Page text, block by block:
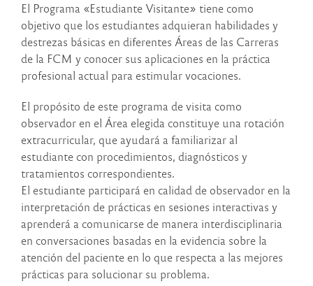
El Programa «Estudiante Visitante» tiene como
objetivo que los estudiantes adquieran habilidades y
destrezas básicas en diferentes Áreas de las Carreras
de la FCM y conocer sus aplicaciones en la práctica
profesional actual para estimular vocaciones.
El propósito de este programa de visita como
observador en el Área elegida constituye una rotación
extracurricular, que ayudará a familiarizar al
estudiante con procedimientos, diagnósticos y
tratamientos correspondientes.
El estudiante participará en calidad de observador en la
interpretación de prácticas en sesiones interactivas y
aprenderá a comunicarse de manera interdisciplinaria
en conversaciones basadas en la evidencia sobre la
atención del paciente en lo que respecta a las mejores
prácticas para solucionar su problema.